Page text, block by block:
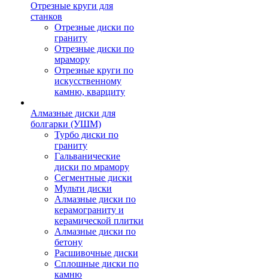
Отрезные круги для
станков
Отрезные диски по
граниту
Отрезные диски по
мрамору
Отрезные круги по
искусственному
камню, кварциту
Алмазные диски для
болгарки (УШМ)
Турбо диски по
граниту
Гальванические
диски по мрамору
Сегментные диски
Мульти диски
Алмазные диски по
керамограниту и
керамической плитки
Алмазные диски по
бетону
Расшивочные диски
Сплошные диски по
камню